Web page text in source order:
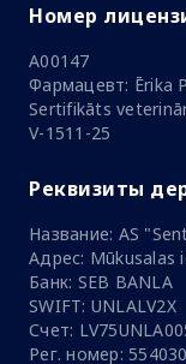
Номер
A00147
Фармацевт: Ērika
Sertifikāts
V-1511-25
Реквизиты
Название: AS
Адрес: Mūkusalas
Банк: SEB BANLA
SWIFT: UNLALV2X
Счет:
Рег. номер: